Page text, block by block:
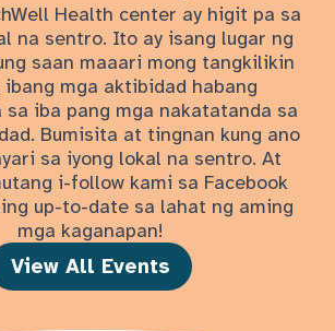
Health center ay higit pa sa
na sentro. Ito ay isang lugar ng
saan maaari mong tangkilikin
mga aktibidad habang
sa iba pang mga nakatatanda sa
Bumisita at tingnan kung ano
sa iyong lokal na sentro. At
i-follow kami sa Facebook
up-to-date sa lahat ng aming
mga kaganapan!
View All Events